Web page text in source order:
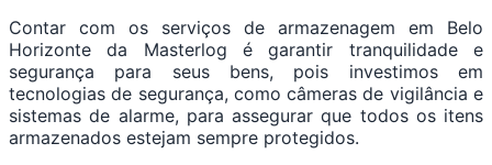
Contar com os serviços de armazenagem em Belo
Horizonte da Masterlog é garantir tranquilidade e
segurança para seus bens, pois investimos em
tecnologias de segurança, como câmeras de vigilância e
sistemas de alarme, para assegurar que todos os itens
armazenados estejam sempre protegidos.